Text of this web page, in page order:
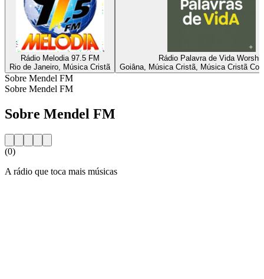
Rádio Melodia 97.5 FM
Rio de Janeiro, Música Cristã
Rádio Palavra de Vida Worship
Goiâna, Música Cristã, Música Cristã
Sobre Mendel FM
Sobre Mendel FM
Sobre Mendel FM
(0)
A rádio que toca mais músicas